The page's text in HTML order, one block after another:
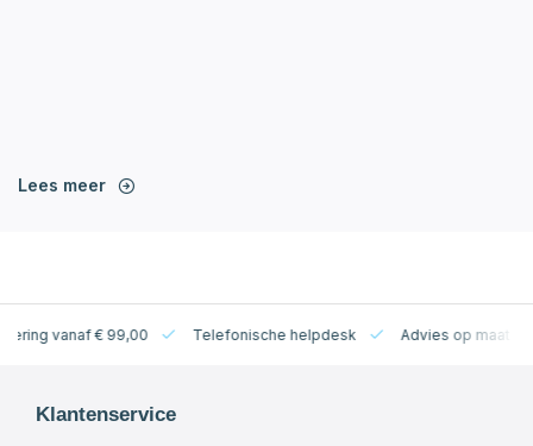
Lees meer
vanaf € 99,00 Telefonische helpdesk Advies op maat
Klantenservice